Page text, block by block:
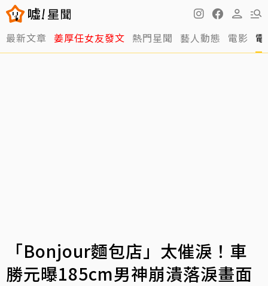
最新文章 姜厚任女友發文 熱門星聞 藝人動態 電影
「Bonjour麵包店」太催淚！車
勝元曝185cm男神崩潰落淚畫面